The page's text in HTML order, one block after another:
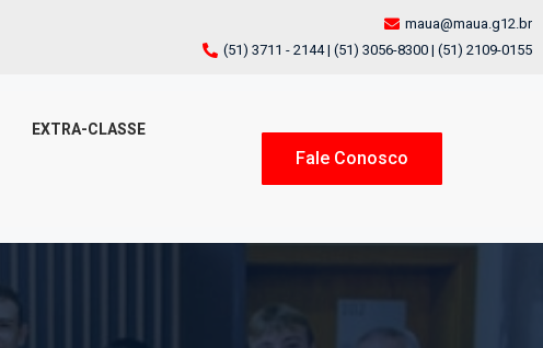
maua@maua.g12.br
(51) 3711 - 2144 | (51) 3056-8300 | (51) 2109-0155
EXTRA-CLASSE
Fale Conosco